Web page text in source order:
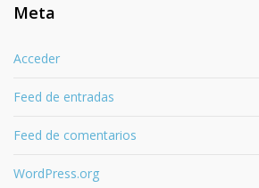
Meta
Acceder
Feed de entradas
Feed de comentarios
WordPress.org